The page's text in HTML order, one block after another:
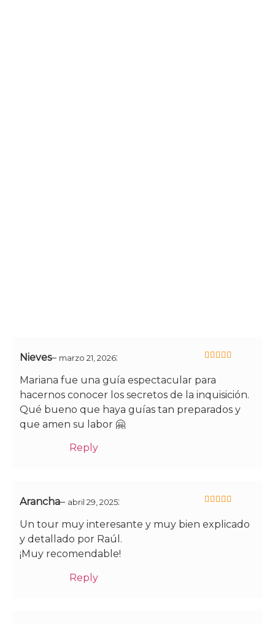
Nieves– marzo 21, 2026:
Mariana fue una guía espectacular para
hacernos conocer los secretos de la inquisición.
Qué bueno que haya guías tan preparados y
que amen su labor 🤗
Reply
Arancha– abril 29, 2025:
Un tour muy interesante y muy bien explicado
y detallado por Raúl.
¡Muy recomendable!
Reply